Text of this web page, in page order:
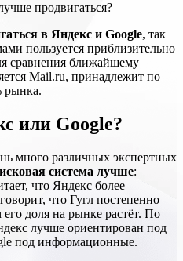
продвигаться?
в Яндекс и Google, так
пользуется приблизительно
сравнения ближайшему
Mail.ru, принадлежит по
рынка.
или Google?
много различных экспертных
система лучше:
что Яндекс более
что Гугл постепенно
доля на рынке растёт. По
лучше ориентирован под
под информационные.